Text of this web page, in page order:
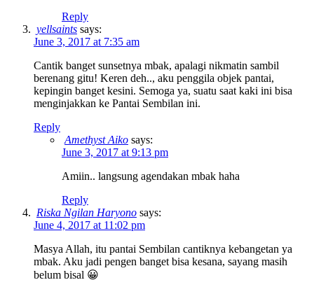
Reply
yellsaints says:
June 3, 2017 at 7:35 am
Cantik banget sunsetnya mbak, apalagi nikmatin sambil
berenang gitu! Keren deh.., aku penggila objek pantai,
kepingin banget kesini. Semoga ya, suatu saat kaki ini bisa
menginjakkan ke Pantai Sembilan ini.
Reply
Amethyst Aiko says:
June 3, 2017 at 9:13 pm
Amiin.. langsung agendakan mbak haha
Reply
Riska Ngilan Haryono says:
June 4, 2017 at 11:02 pm
Masya Allah, itu pantai Sembilan cantiknya kebangetan ya
mbak. Aku jadi pengen banget bisa kesana, sayang masih
belum bisal 😀